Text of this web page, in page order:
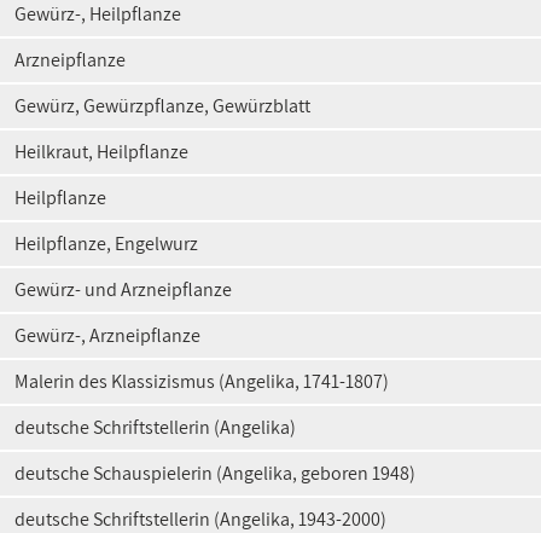
Gewürz-, Heilpflanze
Arzneipflanze
Gewürz, Gewürzpflanze, Gewürzblatt
Heilkraut, Heilpflanze
Heilpflanze
Heilpflanze, Engelwurz
Gewürz- und Arzneipflanze
Gewürz-, Arzneipflanze
Malerin des Klassizismus (Angelika, 1741-1807)
deutsche Schriftstellerin (Angelika)
deutsche Schauspielerin (Angelika, geboren 1948)
deutsche Schriftstellerin (Angelika, 1943-2000)